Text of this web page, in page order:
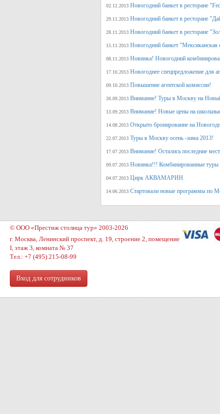
02.12.2013 Новогодний банкет в ресторане
29.11.2013 Новогодний банкет в ресторане
28.11.2013 Новогодний банкет в ресторане
15.11.2013 Новогодний банкет
08.11.2013 Новинка! Новогодний
17.10.2013 Новогоднее спецпредложение для
09.10.2013 Повышение агентской комиссии!
26.09.2013 Внимание! Туры в Москву на
13.09.2013 Внимание! Новые цены на
14.08.2013 Открыто бронирование на
22.07.2013 Туры в Москву осень -зима 2013!
17.07.2013 Внимание! Остались последние
09.07.2013 Новинка!!! Комбинированные туры
04.07.2013 Цирк АКВАМАРИН
14.06.2013 Стартовали новые программы по
© ООО «Престиж столица тур» 2003-2026
г. Москва, Ленинский проспект, д. 19, строение 2, помещение
I, этаж 3, комната № 37
Тел.: +7 (495) 215-08-99
Вход для сотрудников